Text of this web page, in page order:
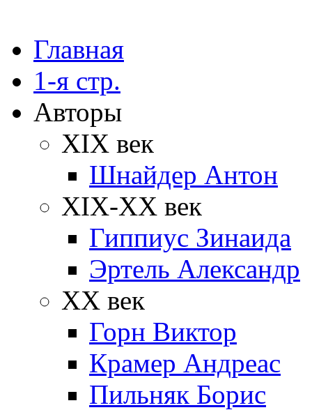
Главная
1-я стр.
Авторы
XIX век
Шнайдер Антон
XIX-XX век
Гиппиус Зинаида
Эртель Александр
XX век
Горн Виктор
Крамер Андреас
Пильняк Борис